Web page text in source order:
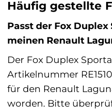
Häufig gestellte
Passt der Fox
meinen Renault
Der Fox Duplex
Artikelnummer
für den Renault
worden. Bitte